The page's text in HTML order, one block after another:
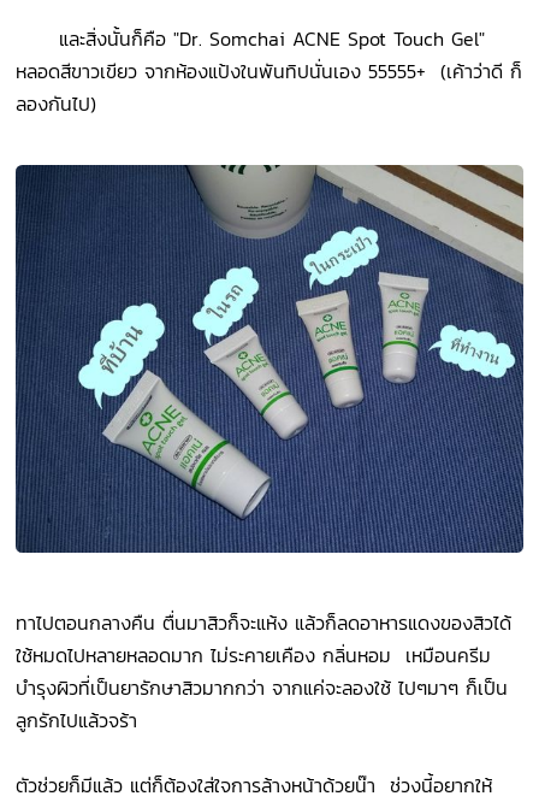
และสิ่งนั้นก็คือ "Dr. Somchai ACNE Spot Touch Gel"
หลอดสีขาวเขียว จากห้องแป้งในพันทิปนั่นเอง 55555+ (เค้าว่าดี ก็
ลองกันไป)
ทาไปตอนกลางคืน ตื่นมาสิวก็จะแห้ง แล้วก็ลดอาหารแดงของสิวได้
ใช้หมดไปหลายหลอดมาก ไม่ระคายเคือง กลิ่นหอม เหมือนครีม
บำรุงผิวที่เป็นยารักษาสิวมากกว่า จากแค่จะลองใช้ ไปๆมาๆ ก็เป็น
ลูกรักไปแล้วจร้า
ตัวช่วยก็มีแล้ว แต่ก็ต้องใส่ใจการล้างหน้าด้วยน๊า ช่วงนี้อยากให้